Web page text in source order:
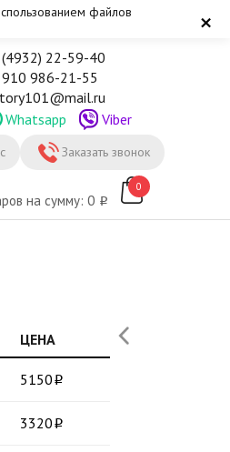
×
файлов
(4932) 22-59-40
910 986-21-55
Whatsapp
Viber
Заказать звонок
на сумму: 0
0
ЦЕНА
5150
3320